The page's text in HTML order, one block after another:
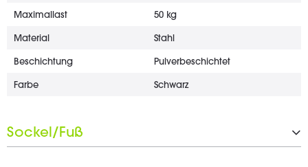
Maximallast 50 kg
Material Stahl
Beschichtung Pulverbeschichtet
Farbe Schwarz
Sockel/Fuß